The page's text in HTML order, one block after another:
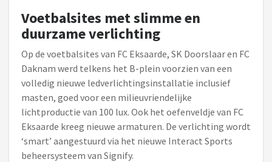
Voetbalsites met slimme en
duurzame verlichting
Op de voetbalsites van FC Eksaarde, SK Doorslaar en FC
Daknam werd telkens het B-plein voorzien van een
volledig nieuwe ledverlichtingsinstallatie inclusief
masten, goed voor een milieuvriendelijke
lichtproductie van 100 lux. Ook het oefenveldje van FC
Eksaarde kreeg nieuwe armaturen. De verlichting wordt
‘smart’ aangestuurd via het nieuwe Interact Sports
beheersysteem van Signify.